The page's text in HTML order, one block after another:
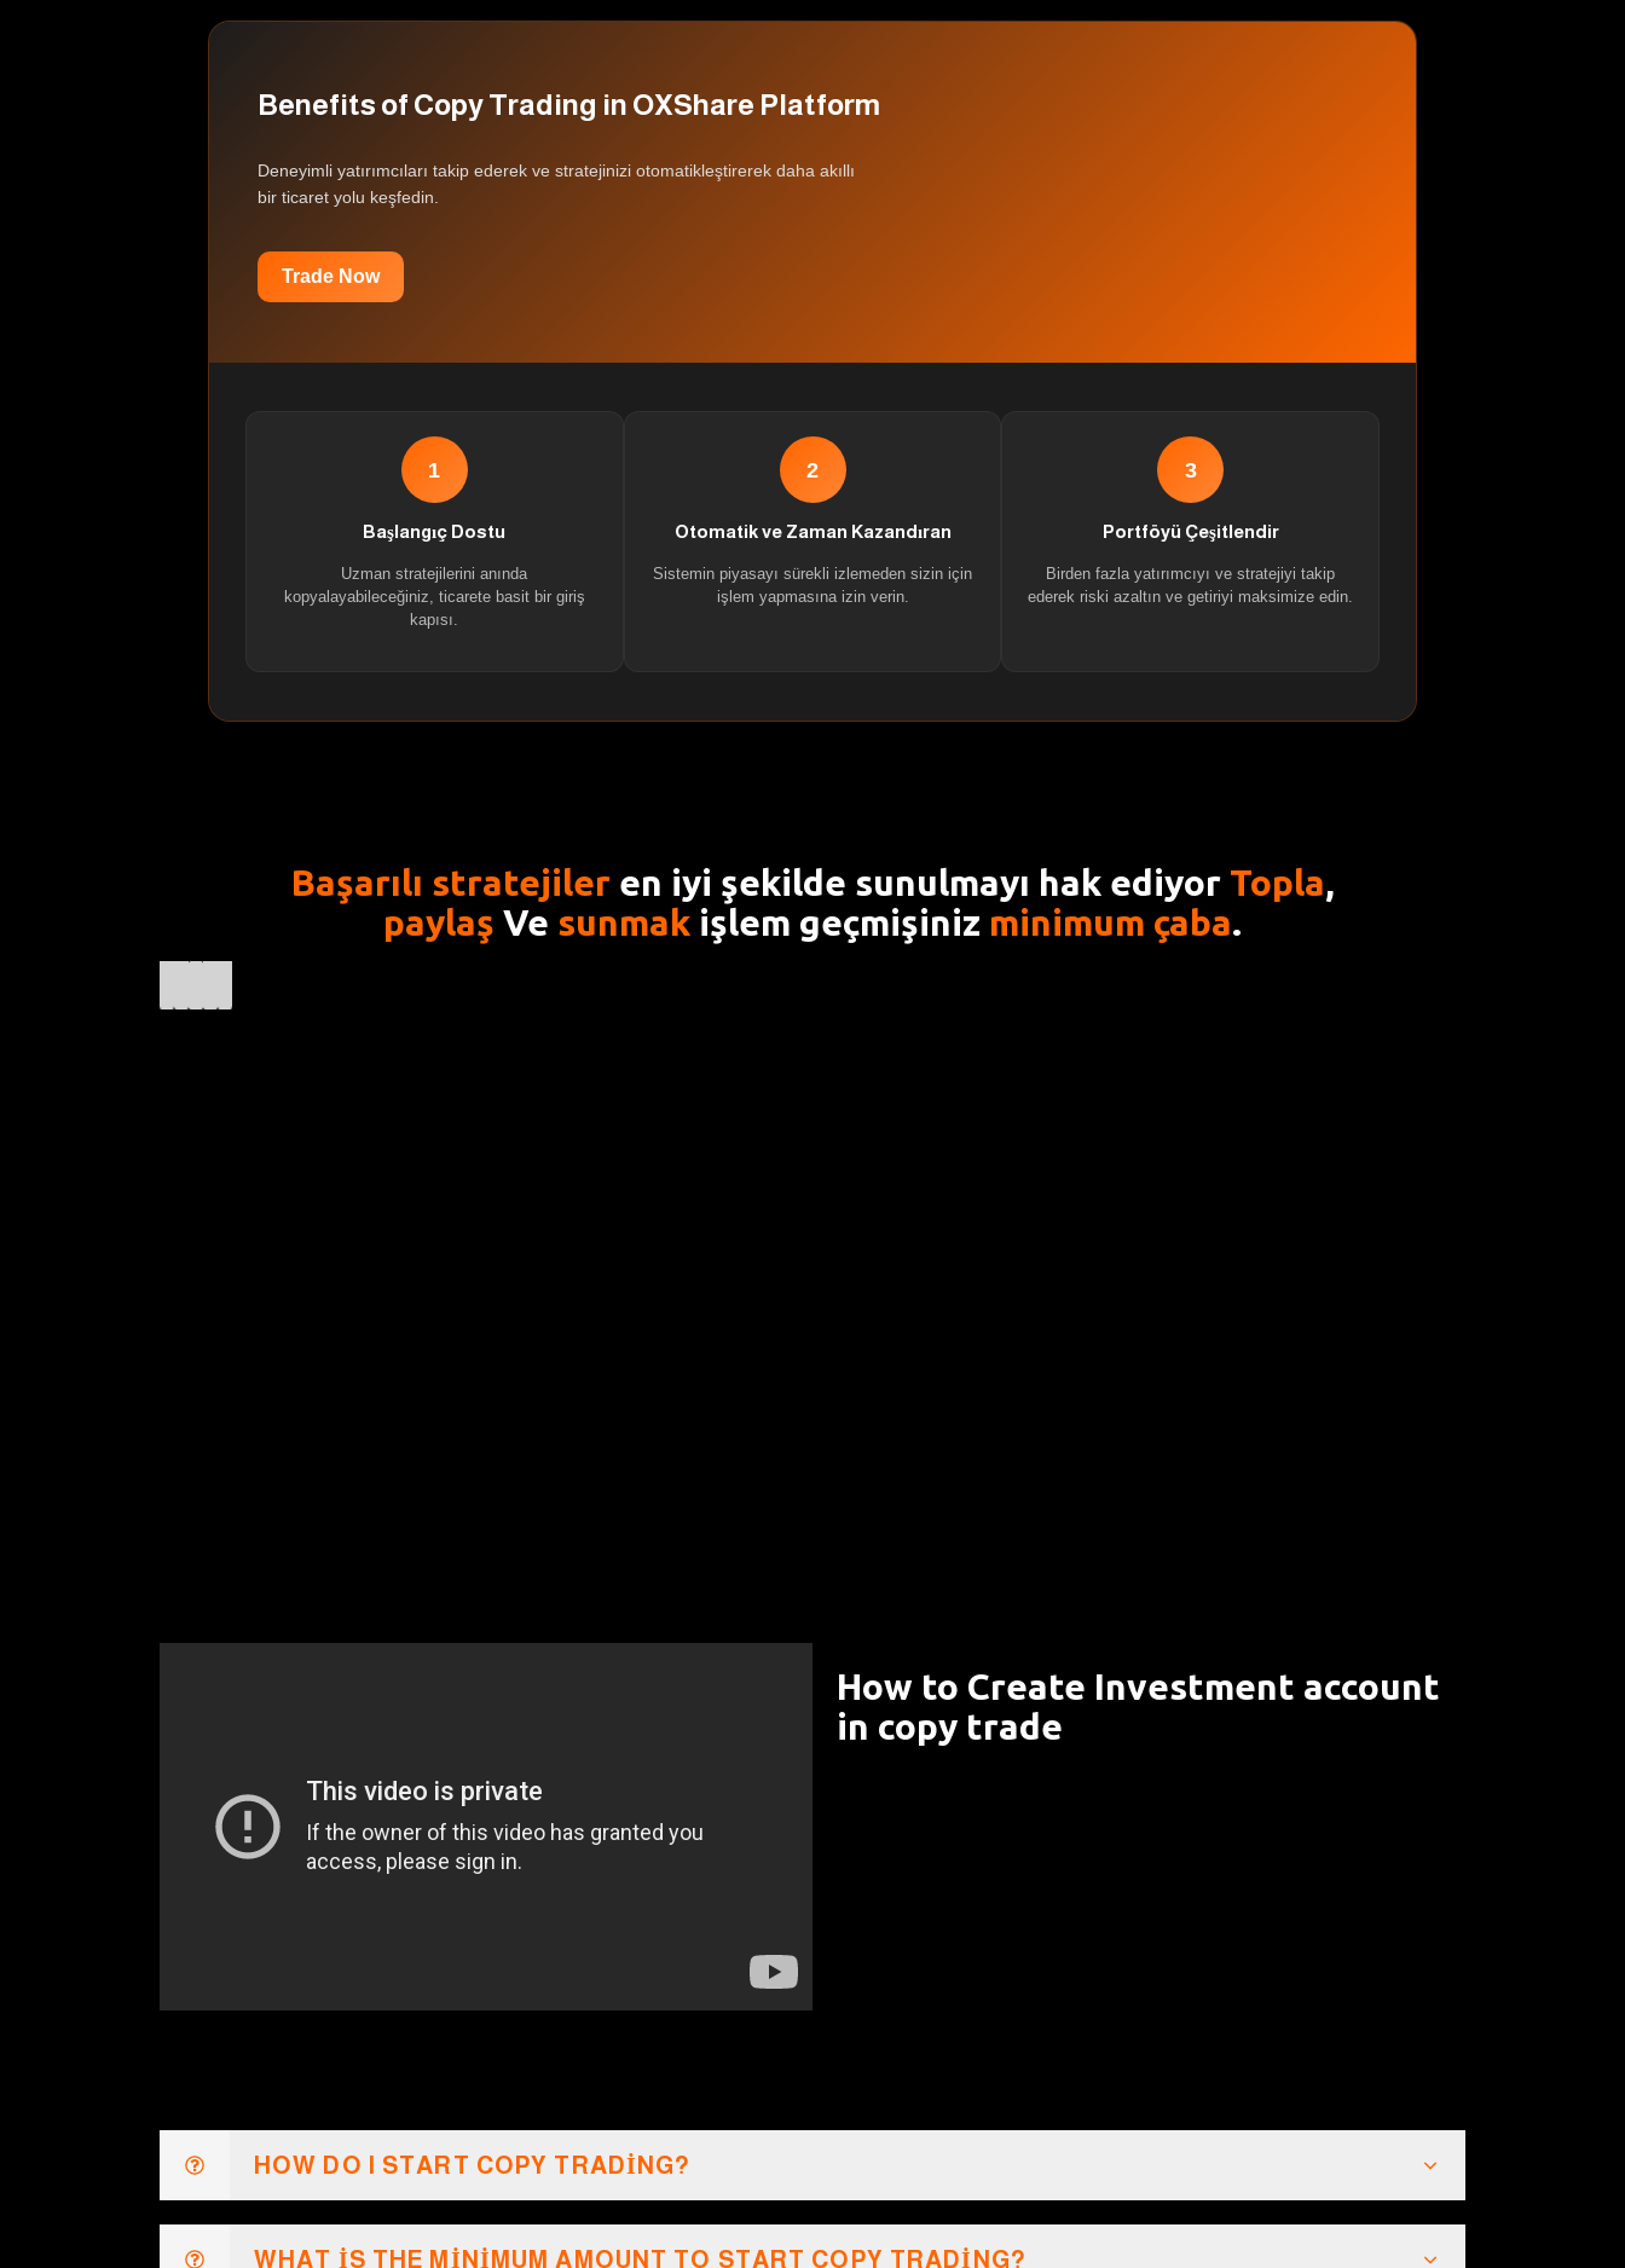
Benefits of Copy Trading in OXShare Platform
Deneyimli yatırımcıları takip ederek ve stratejinizi otomatikleştirerek daha akıllı
bir ticaret yolu keşfedin.
Trade Now
1
Başlangıç Dostu
Uzman stratejilerini anında
kopyalayabileceğiniz, ticarete basit bir giriş
kapısı.
2
Otomatik ve Zaman Kazandıran
Sistemin piyasayı sürekli izlemeden sizin için
işlem yapmasına izin verin.
3
Portföyü Çeşitlendir
Birden fazla yatırımcıyı ve stratejiyi takip
ederek riski azaltın ve getiriyi maksimize edin.
Başarılı stratejileren iyi şekilde sunulmayı hak ediyor Topla,
paylaş Ve sunmak işlem geçmişiniz minimum çaba.
How to Create Investment account
in copy trade
HOW DO I START COPY TRADING?
WHAT IS THE MINIMUM AMOUNT TO START COPY TRADING?